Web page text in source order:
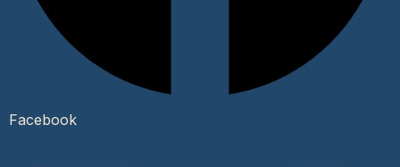
Facebook